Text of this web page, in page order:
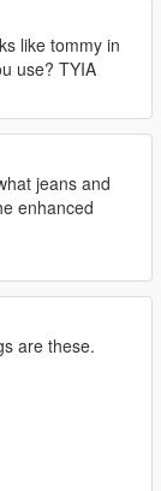
like tommy in
use? TYIA
jeans and
enhanced
are these.